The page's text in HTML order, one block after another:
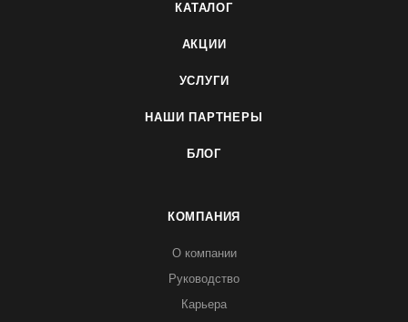
КАТАЛОГ
АКЦИИ
УСЛУГИ
НАШИ ПАРТНЕРЫ
БЛОГ
КОМПАНИЯ
О компании
Руководство
Карьера